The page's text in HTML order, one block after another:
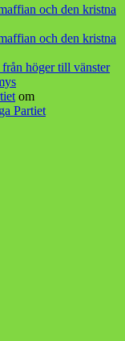
och den kristna
och den kristna
höger till vänster
om
Partiet